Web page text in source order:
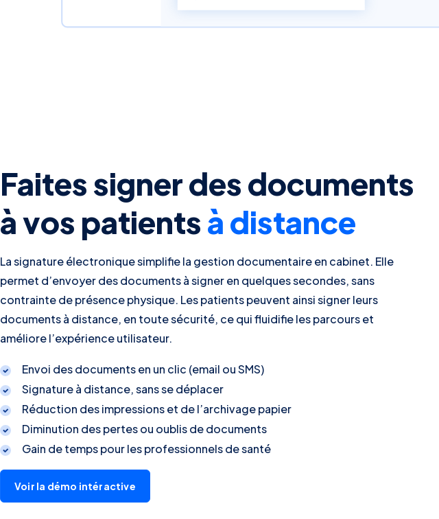
Faites signer des documents
à vos patientsà distance
La signature électronique simplifie la gestion documentaire en cabinet. Elle
permet d’envoyer des documents à signer en quelques secondes, sans
contrainte de présence physique. Les patients peuvent ainsi signer leurs
documents à distance, en toute sécurité, ce qui fluidifie les parcours et
améliore l’expérience utilisateur.
Envoi des documents en un clic (email ou SMS)
Signature à distance, sans se déplacer
Réduction des impressions et de l’archivage papier
Diminution des pertes ou oublis de documents
Gain de temps pour les professionnels de santé
Voir la démo intéractive